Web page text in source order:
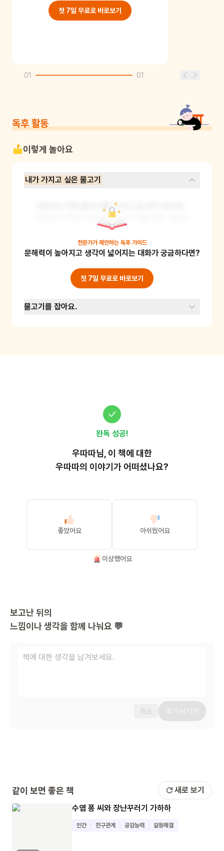
첫 7일 무료로 바로보기
01 01
독후 활동
이렇게 놀아요
내가 가지고 싶은 물고기
어린이는 어떤 물고기를 가지고 싶나요? 종이에
어린이가 가지고 싶은 물고기는 어떤 건지 그림으
로 그려보세요. 꼭 진짜 존재하는 물고기일 필요
는 없어요! 어린이의 상상력을 발휘해 보세요.
준비물 : 종이, 색연필
전문가가 제안하는 독후 가이드
문해력이 높아지고 생각이 넓어지는 대화가 궁금하다면?
첫 7일 무료로 바로보기
물고기를 잡아요.
완독 성공!
우따따님, 이 책에 대한
우따따의 이야기가 어떠셨나요?
좋았어요 아쉬웠어요
이상했어요
보고난 뒤의
느낌이나 생각을 함께 나눠요 💬
취소 후기 남기기
같이 보면 좋은 책 새로 보기
수염 퐁 씨와 장난꾸러기 가하하
인간 친구관계 공감능력 갈등해결